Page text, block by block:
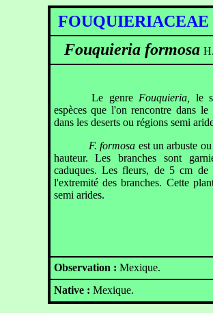
FOUQUIERIACEAE
Fouquieria formosa
Le genre Fouquieria, le
espèces que l'on rencontre dans
dans les deserts ou régions semi
F. formosa est un arbuste
hauteur. Les branches sont
caduques. Les fleurs, de 5 cm de
l'extremité des branches. Cette
semi arides.
Observation : Mexique.
Native : Mexique.